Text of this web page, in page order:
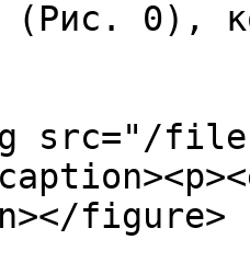
(Рис. 0),
src="/
figure>